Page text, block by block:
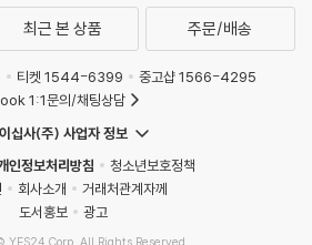
최근 본 상품 주문/배송
티켓 1544-6399
중고샵 1566-4295
1:1문의/채팅상담
십사(주) 사업자 정보
인정보처리방침
청소년보호정책
회사소개
거래처관계자께
도서홍보
광고
Corp. All Rights Reserved.